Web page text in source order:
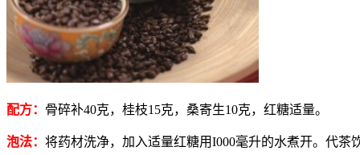
配方： 骨碎补40克，桂枝15克，桑寄生10克，红糖适量。
泡法： 将药材洗净，加入适量红糖用I000毫升的水煮开。代茶